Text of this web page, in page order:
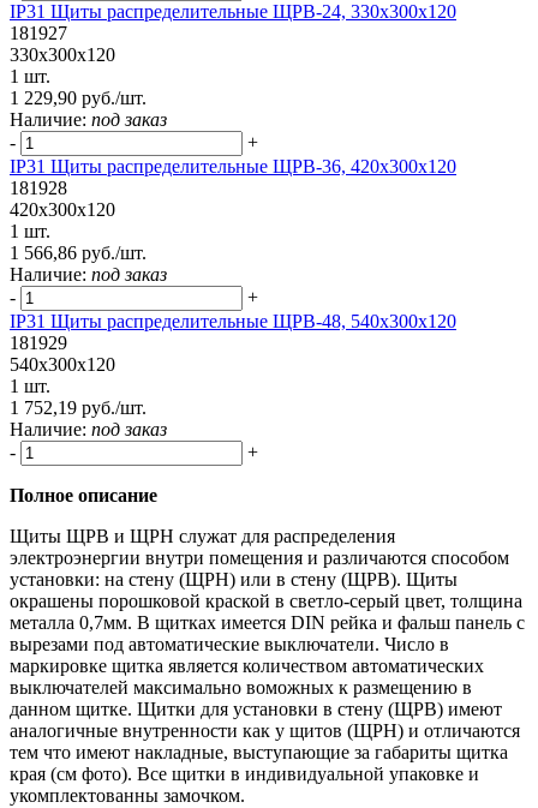
IP31 Щиты распределительные ЩРВ-24, 330х300х120
181927
330х300х120
1 шт.
1 229,90 руб./шт.
Наличие: под заказ
-
+
IP31 Щиты распределительные ЩРВ-36, 420х300х120
181928
420х300х120
1 шт.
1 566,86 руб./шт.
Наличие: под заказ
-
+
IP31 Щиты распределительные ЩРВ-48, 540х300х120
181929
540х300х120
1 шт.
1 752,19 руб./шт.
Наличие: под заказ
-
+
Полное описание
Щиты ЩРВ и ЩРН служат для распределения
электроэнергии внутри помещения и различаются способом
установки: на стену (ЩРН) или в стену (ЩРВ). Щиты
окрашены порошковой краской в светло-серый цвет, толщина
металла 0,7мм. В щитках имеется DIN рейка и фальш панель с
вырезами под автоматические выключатели. Число в
маркировке щитка является количеством автоматических
выключателей максимально воможных к размещению в
данном щитке. Щитки для установки в стену (ЩРВ) имеют
аналогичные внутренности как у щитов (ЩРН) и отличаются
тем что имеют накладные, выступающие за габариты щитка
края (см фото). Все щитки в индивидуальной упаковке и
укомплектованны замочком.